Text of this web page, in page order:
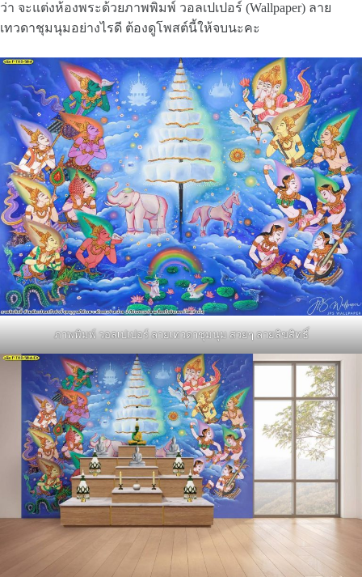
ว่า จะแต่งห้องพระด้วยภาพพิมพ์ วอลเปเปอร์ (Wallpaper) ลาย
เทวดาชุมนุมอย่างไรดี ต้องดูโพสต์นี้ให้จบนะคะ
ภาพพิมพ์ วอลเปเปอร์ ลายเทวดาชุมนุม สวยๆ ลายลิขสิทธิ์